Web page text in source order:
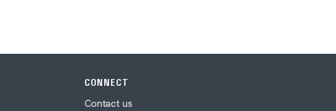
CONNECT
Contact us